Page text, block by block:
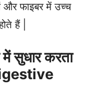
और फाइबर में उच्च
हैं |
सुधार करता